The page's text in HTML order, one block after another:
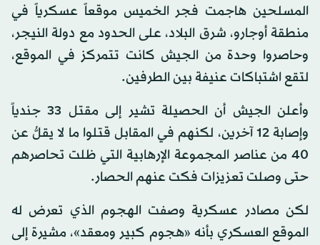
المسلحين هاجمت فجر الخميس موقعاً عسكرياً في
منطقة أوجارو، شرق البلاد، على الحدود مع دولة النيجر،
وحاصروا وحدة من الجيش كانت تتمركز في الموقع،
لتقع اشتباكات عنيفة بين الطرفين.
وأعلن الجيش أن الحصيلة تشير إلى مقتل 33 جندياً
وإصابة 12 آخرين، لكنهم في المقابل قتلوا ما لا يقلُّ عن
40 من عناصر المجموعة الإرهابية التي ظلت تحاصرهم
حتى وصلت تعزيزات فكت عنهم الحصار.
لكن مصادر عسكرية وصفت الهجوم الذي تعرض له
الموقع العسكري بأنه «هجوم كبير ومعقد»، مشيرة إلى